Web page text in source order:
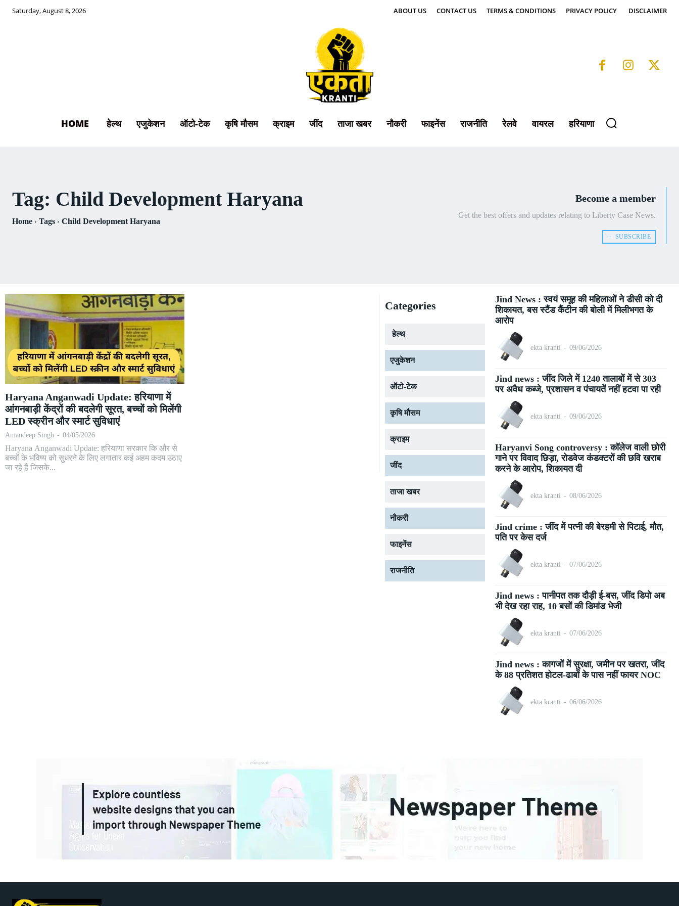
Saturday, August 8, 2026 ABOUT US CONTACT US TERMS & CONDITIONS PRIVACY POLICY DISCLAIMER
HOME हेल्थ एजुकेशन ऑटो-टेक कृषि मौसम क्राइम जींद ताजा खबर नौकरी फाइनेंस राजनीति रेलवे वायरल हरियाणा
Tag: Child Development Haryana
Home Tags Child Development Haryana
Become a member
Get the best offers and updates relating to Liberty Case News.
﹢ SUBSCRIBE
Haryana Anganwadi Update: हरियाणा में
आंगनबाड़ी केंद्रों की बदलेगी सूरत, बच्चों को मिलेंगी
LED स्क्रीन और स्मार्ट सुविधाएं
Amandeep Singh - 04/05/2026
Haryana Anganwadi Update: हरियाणा सरकार कि और से
बच्चों के भविष्य को सुधरने के लिए लगातार कई अहम कदम उठाए
जा रहे है जिसके...
Categories
हेल्थ
एजुकेशन
ऑटो-टेक
कृषि मौसम
क्राइम
जींद
ताजा खबर
नौकरी
फाइनेंस
राजनीति
Jind News : स्वयं समूह की महिलाओं ने डीसी को दी
शिकायत, बस स्टैंड कैंटीन की बोली में मिलीभगत के
आरोप
ekta kranti - 09/06/2026
Jind news : जींद जिले में 1240 तालाबों में से 303
पर अवैध कब्जे, प्रशासन व पंचायतें नहीं हटवा पा रही
ekta kranti - 09/06/2026
Haryanvi Song controversy : कॉलेज वाली छोरी
गाने पर विवाद छिड़ा, रोडवेज कंडक्टरों की छवि खराब
करने के आरोप, शिकायत दी
ekta kranti - 08/06/2026
Jind crime : जींद में पत्नी की बेरहमी से पिटाई, मौत,
पति पर केस दर्ज
ekta kranti - 07/06/2026
Jind news : पानीपत तक दौड़ी ई-बस, जींद डिपो अब
भी देख रहा राह, 10 बसों की डिमांड भेजी
ekta kranti - 07/06/2026
Jind news : कागजों में सुरक्षा, जमीन पर खतरा, जींद
के 88 प्रतिशत होटल-ढाबों के पास नहीं फायर NOC
ekta kranti - 06/06/2026